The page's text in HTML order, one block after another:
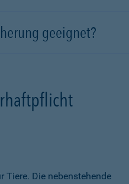
geeignet?
Tiere. Die nebenstehende